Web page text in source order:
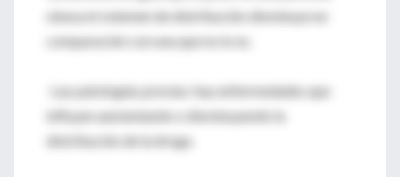
obesa el volumen de distribución disminuye en
comparación con una que no lo es.
-Las patologías previas: hay enfermedades que
influyen aumentando o disminuyendo la
distribución de la droga.